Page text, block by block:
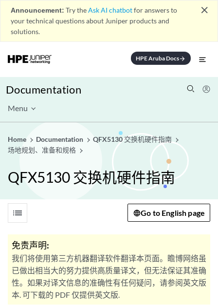
Announcement: Try theAsk AI chatbotfor answers to
your technical questions about Juniper products and
solutions.
close
HPE Aruba Docsarrow_forward
Documentation
Menu
Home Documentation
QFX5130 交换机硬件指南
场地规划、准备和规格
QFX5130 交换机硬件指南
list Go to English page
免责声明:
我们将使用第三方机器翻译软件翻译本页面。瞻博网络虽
已做出相当大的努力提供高质量译文，但无法保证其准确
性。如果对译文信息的准确性有任何疑问，请参阅英文版
本. 可下载的 PDF 仅提供英文版.